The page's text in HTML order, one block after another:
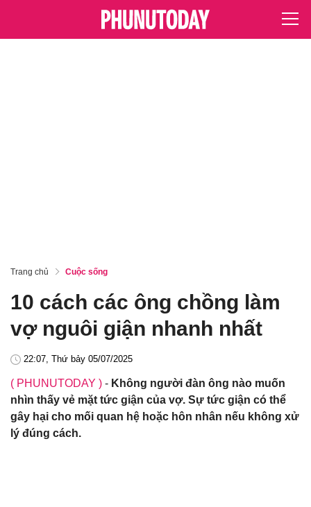
Trang chủ Cuộc sống
10 cách các ông chồng làm
vợ nguôi giận nhanh nhất
22:07, Thứ bảy 05/07/2025
( PHUNUTODAY ) - Không người đàn ông nào muốn
nhìn thấy vẻ mặt tức giận của vợ. Sự tức giận có thể
gây hại cho mối quan hệ hoặc hôn nhân nếu không xử
lý đúng cách.